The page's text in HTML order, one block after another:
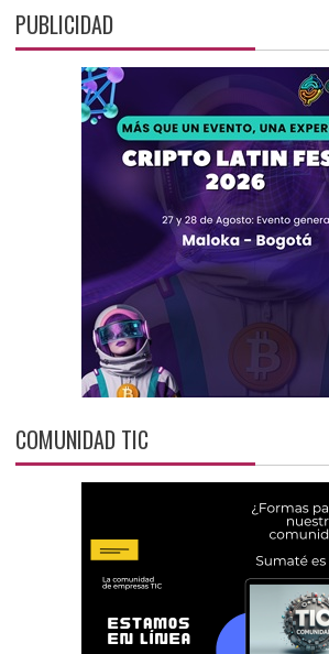
PUBLICIDAD
COMUNIDAD TIC